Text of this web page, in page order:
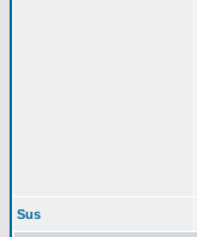
Sus